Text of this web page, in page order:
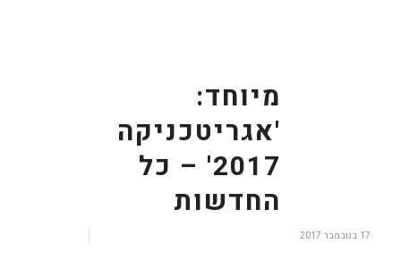
מיוחד:
'אגריטכניקה
2017' – כל
החדשות
17 בנובמבר 2017